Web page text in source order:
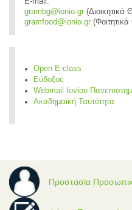
grambg@ionio.gr (Διοικητικά
gramfood@ionio.gr
Open E-class
Εύδοξος
Webmail Ιονίου
Ακαδημαϊκή Ταυτότητα
Προστασία